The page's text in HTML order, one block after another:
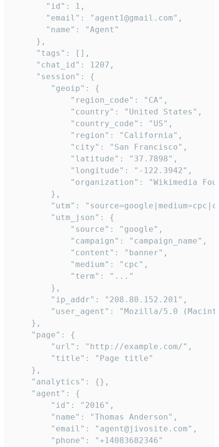
       "id": 1,
       "email": "agent1@gmail.com",
       "name": "Agent"
     },
     "tags": [],
     "chat_id": 1207,
     "session": {
        "geoip": {
            "region_code": "CA",
            "country": "United States",
            "country_code": "US",
            "region": "California",
            "city": "San Francisco",
            "latitude": "37.7898",
            "longitude": "-122.3942",
"organization": "Wikimedia
        },
"utm":
        "utm_json": {
            "source": "google",
            "campaign": "campaign_name",
            "content": "banner",
            "medium": "cpc",
            "term": "..."
        },
        "ip_addr": "208.80.152.201",
"user_agent": "Mozilla/5.0
    },
    "page": {
        "url": "http://example.com/",
        "title": "Page title"
    },
    "analytics": {},
    "agent": {
        "id": "2016",
        "name": "Thomas Anderson",
        "email": "agent@jivosite.com",
        "phone": "+14083682346"